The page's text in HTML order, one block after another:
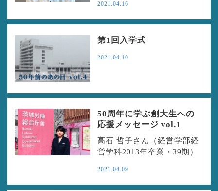
2021.04.16
第1回入学式
2021.04.10
50周年に学ぶ創大生への
応援メッセージ vol.1
高石 哲子さん（経営学部経
営学科2013年卒業・39期）
2021.04.09